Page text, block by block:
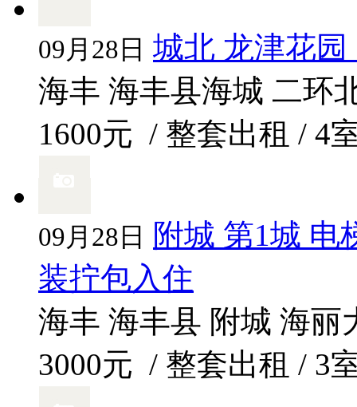
09月28日 城北 龙津花
海丰 海丰县海城 二环
1600元 / 整套出租 / 4
09月28日
附城 第1城 电
装拧包入住
海丰 海丰县 附城 海丽
3000元 / 整套出租 / 3